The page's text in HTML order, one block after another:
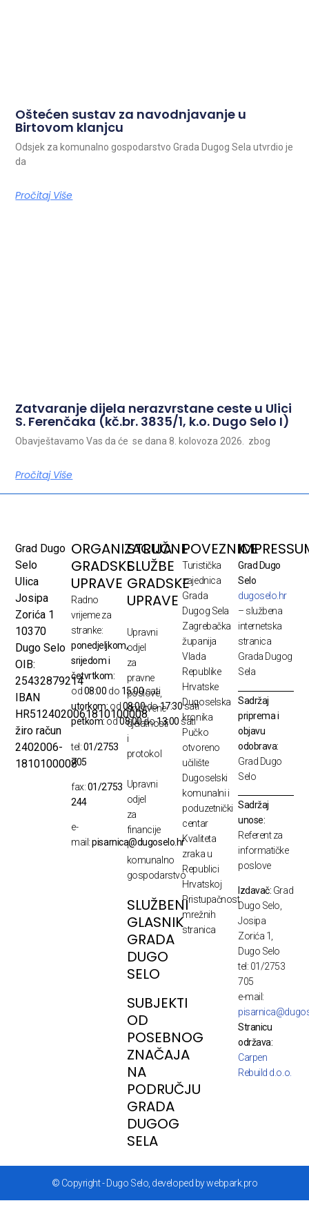
Oštećen sustav za navodnjavanje u
Birtovom klanjcu
Odsjek za komunalno gospodarstvo Grada Dugog Sela utvrdio je
da
Pročitaj Više
Zatvaranje dijela nerazvrstane ceste u Ulici
S. Ferenčaka (kč.br. 3835/1, k.o. Dugo Selo I)
Obavještavamo Vas da će se dana 8. kolovoza 2026. zbog
Pročitaj Više
Grad Dugo
Selo
Ulica
Josipa
Zorića 1
10370
Dugo Selo
OIB:
25432879214
IBAN
HR5124020061810100008
žiro račun
2402006-
1810100008
ORGANIZACIJA
GRADSKE
UPRAVE
Radno
vrijeme za
stranke:
ponedjeljkom,
srijedom i
četvrtkom:
od08:00 do 15:00sati
utorkom: od08:00do17:30sati
petkom:od08:00do13:00 sati
tel:01/2753
705
fax:01/2753
244
e-
mail:pisarnica@dugoselo.hr
STRUČNE
SLUŽBE
GRADSKE
UPRAVE
Upravni
odjel
za
pravne
poslove,
društvene
djelatnosti
i
protokol
Upravni
odjel
za
financije
i
komunalno
gospodarstvo
SLUŽBENI
GLASNIK
GRADA
DUGO
SELO
SUBJEKTI
OD
POSEBNOG
ZNAČAJA
NA
PODRUČJU
GRADA
DUGOG
SELA
POVEZNICE
Turistička
zajednica
Grada
Dugog Sela
Zagrebačka
županija
Vlada
Republike
Hrvatske
Dugoselska
kronika
Pučko
otvoreno
učilište
Dugoselski
komunalni i
poduzetnički
centar
Kvaliteta
zraka u
Republici
Hrvatskoj
Pristupačnost
mrežnih
stranica
Grad Dugo
Selo
dugoselo.hr
– službena
internetska
stranica
Grada Dugog
Sela
Sadržaj
priprema i
objavu
odobrava:
Grad Dugo
Selo
Sadržaj
unose:
Referent za
informatičke
poslove
Izdavač: Grad
Dugo Selo,
Josipa
Zorića 1,
Dugo Selo
tel: 01/2753
705
e-mail:
Stranicu
održava:
Carpen
Rebuild d.o.o.
© Copyright - Dugo Selo, developed by webpark.pro